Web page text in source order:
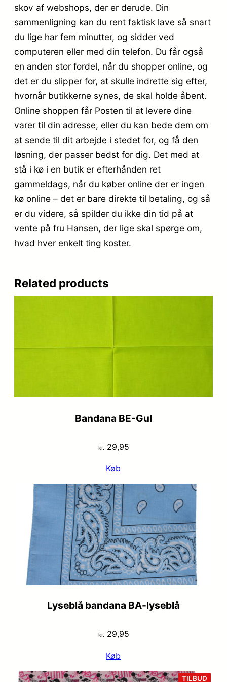
skov af webshops, der er derude. Din
sammenligning kan du rent faktisk lave så snart
du lige har fem minutter, og sidder ved
computeren eller med din telefon. Du får også
en anden stor fordel, når du shopper online, og
det er du slipper for, at skulle indrette sig efter,
hvornår butikkerne synes, de skal holde åbent.
Online shoppen får Posten til at levere dine
varer til din adresse, eller du kan bede dem om
at sende til dit arbejde i stedet for, og få den
løsning, der passer bedst for dig. Det med at
stå i kø i en butik er efterhånden ret
gammeldags, når du køber online der er ingen
kø online – det er bare direkte til betaling, og så
er du videre, så spilder du ikke din tid på at
vente på fru Hansen, der lige skal spørge om,
hvad hver enkelt ting koster.
Related products
Bandana BE-Gul
kr. 29,95
Køb
Lyseblå bandana BA-lyseblå
kr.29,95
Køb
TILBUD